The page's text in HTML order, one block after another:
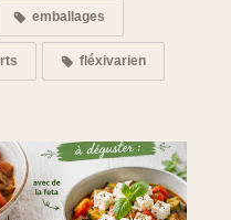
emballages
fléxivarien